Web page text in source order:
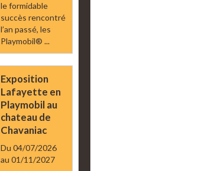
le formidable
succès rencontré
l’an passé, les
Playmobil® ...
Exposition
Lafayette en
Playmobil au
chateau de
Chavaniac
Du 04/07/2026
au 01/11/2027